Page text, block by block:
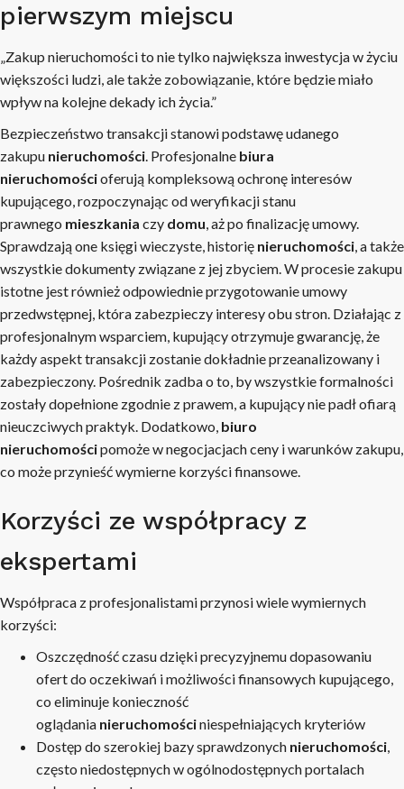
pierwszym miejscu
„Zakup nieruchomości to nie tylko największa inwestycja w życiu
większości ludzi, ale także zobowiązanie, które będzie miało
wpływ na kolejne dekady ich życia.”
Bezpieczeństwo transakcji stanowi podstawę udanego
zakupu nieruchomości. Profesjonalne biura
nieruchomościoferują kompleksową ochronę interesów
kupującego, rozpoczynając od weryfikacji stanu
prawnego mieszkania czy domu, aż po finalizację umowy.
Sprawdzają one księgi wieczyste, historię nieruchomości, a także
wszystkie dokumenty związane z jej zbyciem. W procesie zakupu
istotne jest również odpowiednie przygotowanie umowy
przedwstępnej, która zabezpieczy interesy obu stron. Działając z
profesjonalnym wsparciem, kupujący otrzymuje gwarancję, że
każdy aspekt transakcji zostanie dokładnie przeanalizowany i
zabezpieczony. Pośrednik zadba o to, by wszystkie formalności
zostały dopełnione zgodnie z prawem, a kupujący nie padł ofiarą
nieuczciwych praktyk. Dodatkowo, biuro
nieruchomościpomoże w negocjacjach ceny i warunków zakupu,
co może przynieść wymierne korzyści finansowe.
Korzyści ze współpracy z
ekspertami
Współpraca z profesjonalistami przynosi wiele wymiernych
korzyści:
Oszczędność czasu dzięki precyzyjnemu dopasowaniu
ofert do oczekiwań i możliwości finansowych kupującego,
co eliminuje konieczność
oglądania nieruchomościniespełniających kryteriów
Dostęp do szerokiej bazy sprawdzonych nieruchomości,
często niedostępnych w ogólnodostępnych portalach